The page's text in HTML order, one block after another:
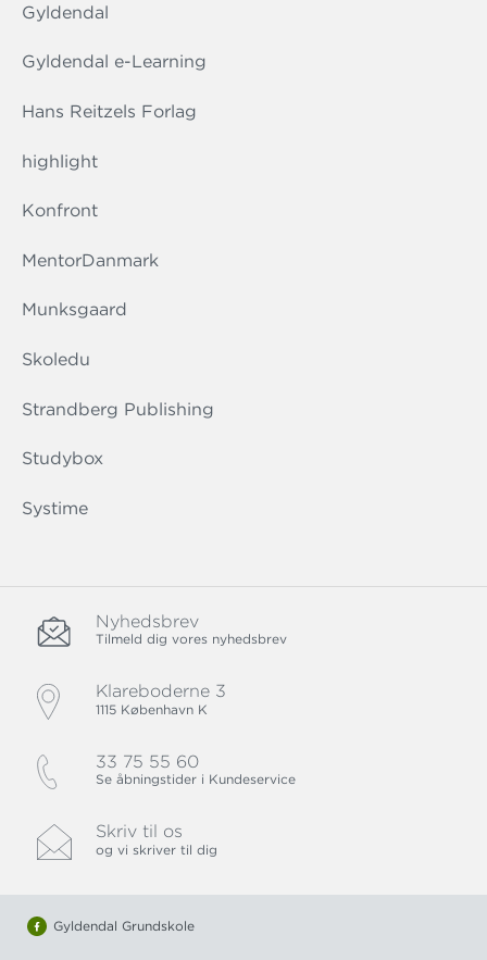
Gyldendal
Gyldendal e-Learning
Hans Reitzels Forlag
highlight
Konfront
MentorDanmark
Munksgaard
Skoledu
Strandberg Publishing
Studybox
Systime
Nyhedsbrev
Tilmeld dig vores nyhedsbrev
Klareboderne 3
1115 København K
33 75 55 60
Se åbningstider i Kundeservice
Skriv til os
og vi skriver til dig
Gyldendal Grundskole